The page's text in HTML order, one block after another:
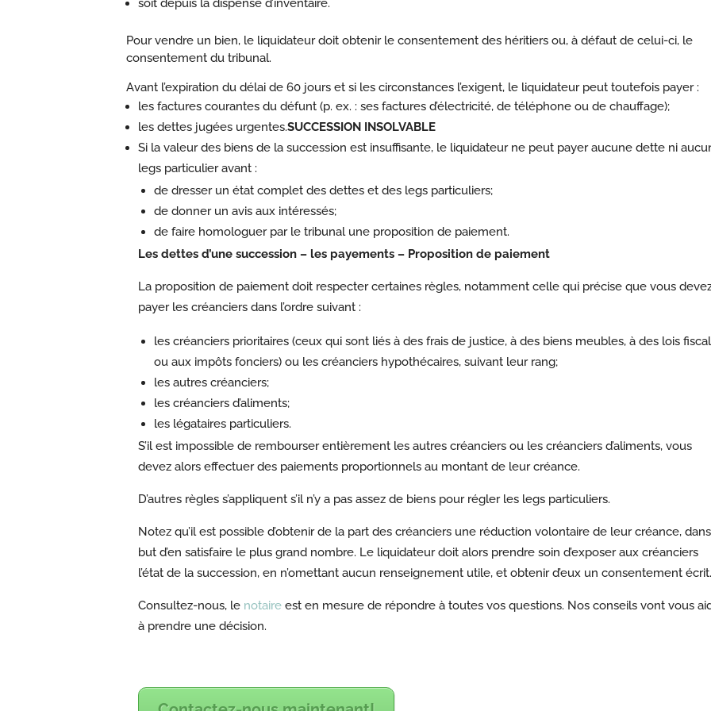
soit depuis la dispense d’inventaire.
Pour vendre un bien, le liquidateur doit obtenir le consentement des héritiers ou, à défaut de celui-ci, le
consentement du tribunal.
Avant l’expiration du délai de 60 jours et si les circonstances l’exigent, le liquidateur peut toutefois payer :
les factures courantes du défunt (p. ex. : ses factures d’électricité, de téléphone ou de chauffage);
les dettes jugées urgentes.SUCCESSION INSOLVABLE
Si la valeur des biens de la succession est insuffisante, le liquidateur ne peut payer aucune dette ni
legs particulier avant :
de dresser un état complet des dettes et des legs particuliers;
de donner un avis aux intéressés;
de faire homologuer par le tribunal une proposition de paiement.
Les dettes d’une succession – les payements – Proposition de paiement
La proposition de paiement doit respecter certaines règles, notamment celle qui précise que vous
payer les créanciers dans l’ordre suivant :
les créanciers prioritaires (ceux qui sont liés à des frais de justice, à des biens meubles, à des lois
ou aux impôts fonciers) ou les créanciers hypothécaires, suivant leur rang;
les autres créanciers;
les créanciers d’aliments;
les légataires particuliers.
S’il est impossible de rembourser entièrement les autres créanciers ou les créanciers d’aliments, vous
devez alors effectuer des paiements proportionnels au montant de leur créance.
D’autres règles s’appliquent s’il n’y a pas assez de biens pour régler les legs particuliers.
Notez qu’il est possible d’obtenir de la part des créanciers une réduction volontaire de leur créance,
but d’en satisfaire le plus grand nombre. Le liquidateur doit alors prendre soin d’exposer aux créanciers
l’état de la succession, en n’omettant aucun renseignement utile, et obtenir d’eux un consentement écrit.
Consultez-nous, le notaireest en mesure de répondre à toutes vos questions. Nos conseils vont vous
à prendre une décision.